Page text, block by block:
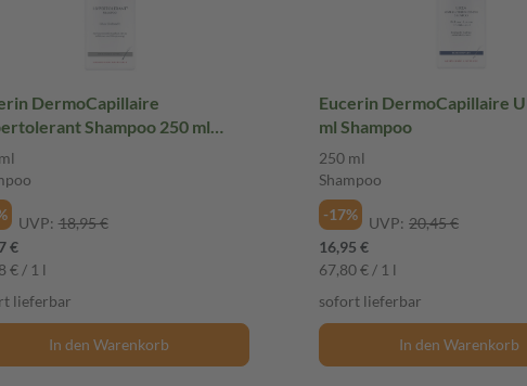
DermoCapillaire
Shampoo 250 ml
UVP: 18,95 €
€
€ / 1 l
lieferbar
In den Warenkorb
Eucerin DermoCapillaire
ml Shampoo
250 ml
Shampoo
-17%
UVP: 20,45 €
16,95 €
67,80 € / 1 l
sofort lieferbar
In den Warenkorb